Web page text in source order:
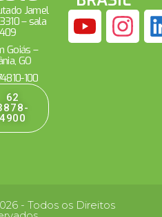
Jamel
– sala
409
Goiás –
GO
100
62
4900
- Todos os Direitos